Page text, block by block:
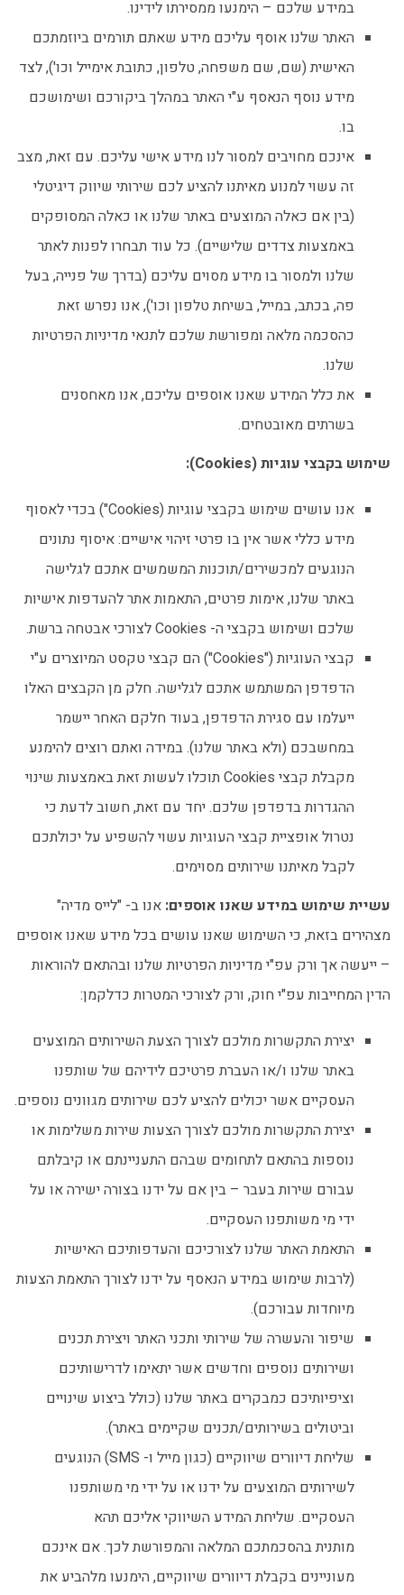
במידע שלכם – הימנעו ממסירתו לידינו.
האתר שלנו אוסף עליכם מידע שאתם תורמים ביוזמתכם
האישית (שם, שם משפחה, טלפון, כתובת אימייל וכו'), לצד
מידע נוסף הנאסף ע"י האתר במהלך ביקורכם ושימושכם
בו.
אינכם מחויבים למסור לנו מידע אישי עליכם. עם זאת, מצב
זה עשוי למנוע מאיתנו להציע לכם שירותי שיווק דיגיטלי
(בין אם כאלה המוצעים באתר שלנו או כאלה המסופקים
באמצעות צדדים שלישיים). כל עוד תבחרו לפנות לאתר
שלנו ולמסור בו מידע מסוים עליכם (בדרך של פנייה, בעל
פה, בכתב, במייל, בשיחת טלפון וכו'), אנו נפרש זאת
כהסכמה מלאה ומפורשת שלכם לתנאי מדיניות הפרטיות
שלנו.
את כלל המידע שאנו אוספים עליכם, אנו מאחסנים
בשרתים מאובטחים.
שימוש בקבצי עוגיות (Cookies
):
אנו עושים שימוש בקבצי עוגיות (Cookies") בכדי לאסוף
מידע כללי אשר אין בו פרטי זיהוי אישיים: איסוף נתונים
הנוגעים למכשירים/תוכנות המשמשים אתכם לגלישה
באתר שלנו, אימות פרטים, התאמות אתר להעדפות אישיות
שלכם ושימוש בקבצי ה- Cookies לצורכי אבטחה ברשת.
קבצי העוגיות ("Cookies") הם קבצי טקסט המיוצרים ע"י
הדפדפן המשתמש אתכם לגלישה. חלק מן הקבצים האלו
ייעלמו עם סגירת הדפדפן, בעוד חלקם האחר יישמר
במחשבכם (ולא באתר שלנו). במידה ואתם רוצים להימנע
מקבלת קבצי Cookies תוכלו לעשות זאת באמצעות שינוי
ההגדרות בדפדפן שלכם. יחד עם זאת, חשוב לדעת כי
נטרול אופציית קבצי העוגיות עשוי להשפיע על יכולתכם
לקבל מאיתנו שירותים מסוימים.
עשיית שימוש במידע שאנו אוספים: אנו ב- "לייס מדיה"
מצהירים בזאת, כי השימוש שאנו עושים בכל מידע שאנו אוספים
– ייעשה אך ורק עפ"י מדיניות הפרטיות שלנו ובהתאם להוראות
הדין המחייבות עפ"י חוק, ורק לצורכי המטרות כדלקמן:
יצירת התקשרות מולכם לצורך הצעת השירותים המוצעים
באתר שלנו ו/או העברת פרטיכם לידיהם של שותפנו
העסקיים אשר יכולים להציע לכם שירותים מגוונים נוספים.
יצירת התקשרות מולכם לצורך הצעות שירות משלימות או
נוספות בהתאם לתחומים שבהם התעניינתם או קיבלתם
עבורם שירות בעבר – בין אם על ידנו בצורה ישירה או על
ידי מי משותפנו העסקיים.
התאמת האתר שלנו לצורכיכם והעדפותיכם האישיות
(לרבות שימוש במידע הנאסף על ידנו לצורך התאמת הצעות
מיוחדות עבורכם).
שיפור והעשרה של שירותי ותכני האתר ויצירת תכנים
ושירותים נוספים וחדשים אשר יתאימו לדרישותיכם
וציפיותיכם כמבקרים באתר שלנו (כולל ביצוע שינויים
וביטולים בשירותים/תכנים שקיימים באתר).
שליחת דיוורים שיווקיים (כגון מייל ו- SMS) הנוגעים
לשירותים המוצעים על ידנו או על ידי מי משותפנו
העסקיים. שליחת המידע השיווקי אליכם תהא
מותנית בהסכמתכם המלאה והמפורשת לכך. אם אינכם
מעוניינים בקבלת דיוורים שיווקיים, הימנעו מלהביע את